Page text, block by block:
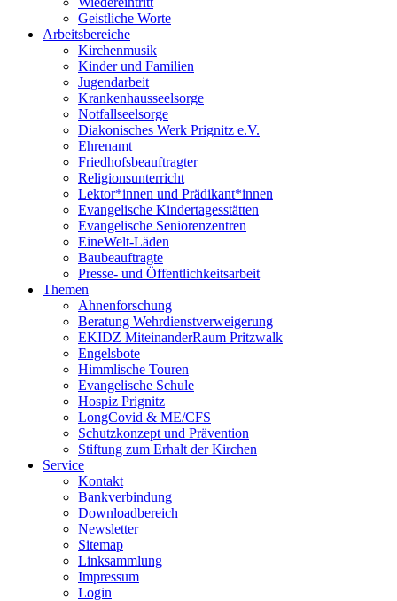
Geistliche Worte
Arbeitsbereiche
Kirchenmusik
Kinder und Familien
Jugendarbeit
Krankenhausseelsorge
Notfallseelsorge
Diakonisches Werk Prignitz e.V.
Ehrenamt
Friedhofsbeauftragter
Religionsunterricht
Lektor*innen und Prädikant*innen
Evangelische Kindertagesstätten
Evangelische Seniorenzentren
EineWelt-Läden
Baubeauftragte
Presse- und Öffentlichkeitsarbeit
Themen
Ahnenforschung
Beratung Wehrdienstverweigerung
EKIDZ MiteinanderRaum Pritzwalk
Engelsbote
Himmlische Touren
Evangelische Schule
Hospiz Prignitz
LongCovid & ME/CFS
Schutzkonzept und Prävention
Stiftung zum Erhalt der Kirchen
Service
Kontakt
Bankverbindung
Downloadbereich
Newsletter
Sitemap
Linksammlung
Impressum
Login